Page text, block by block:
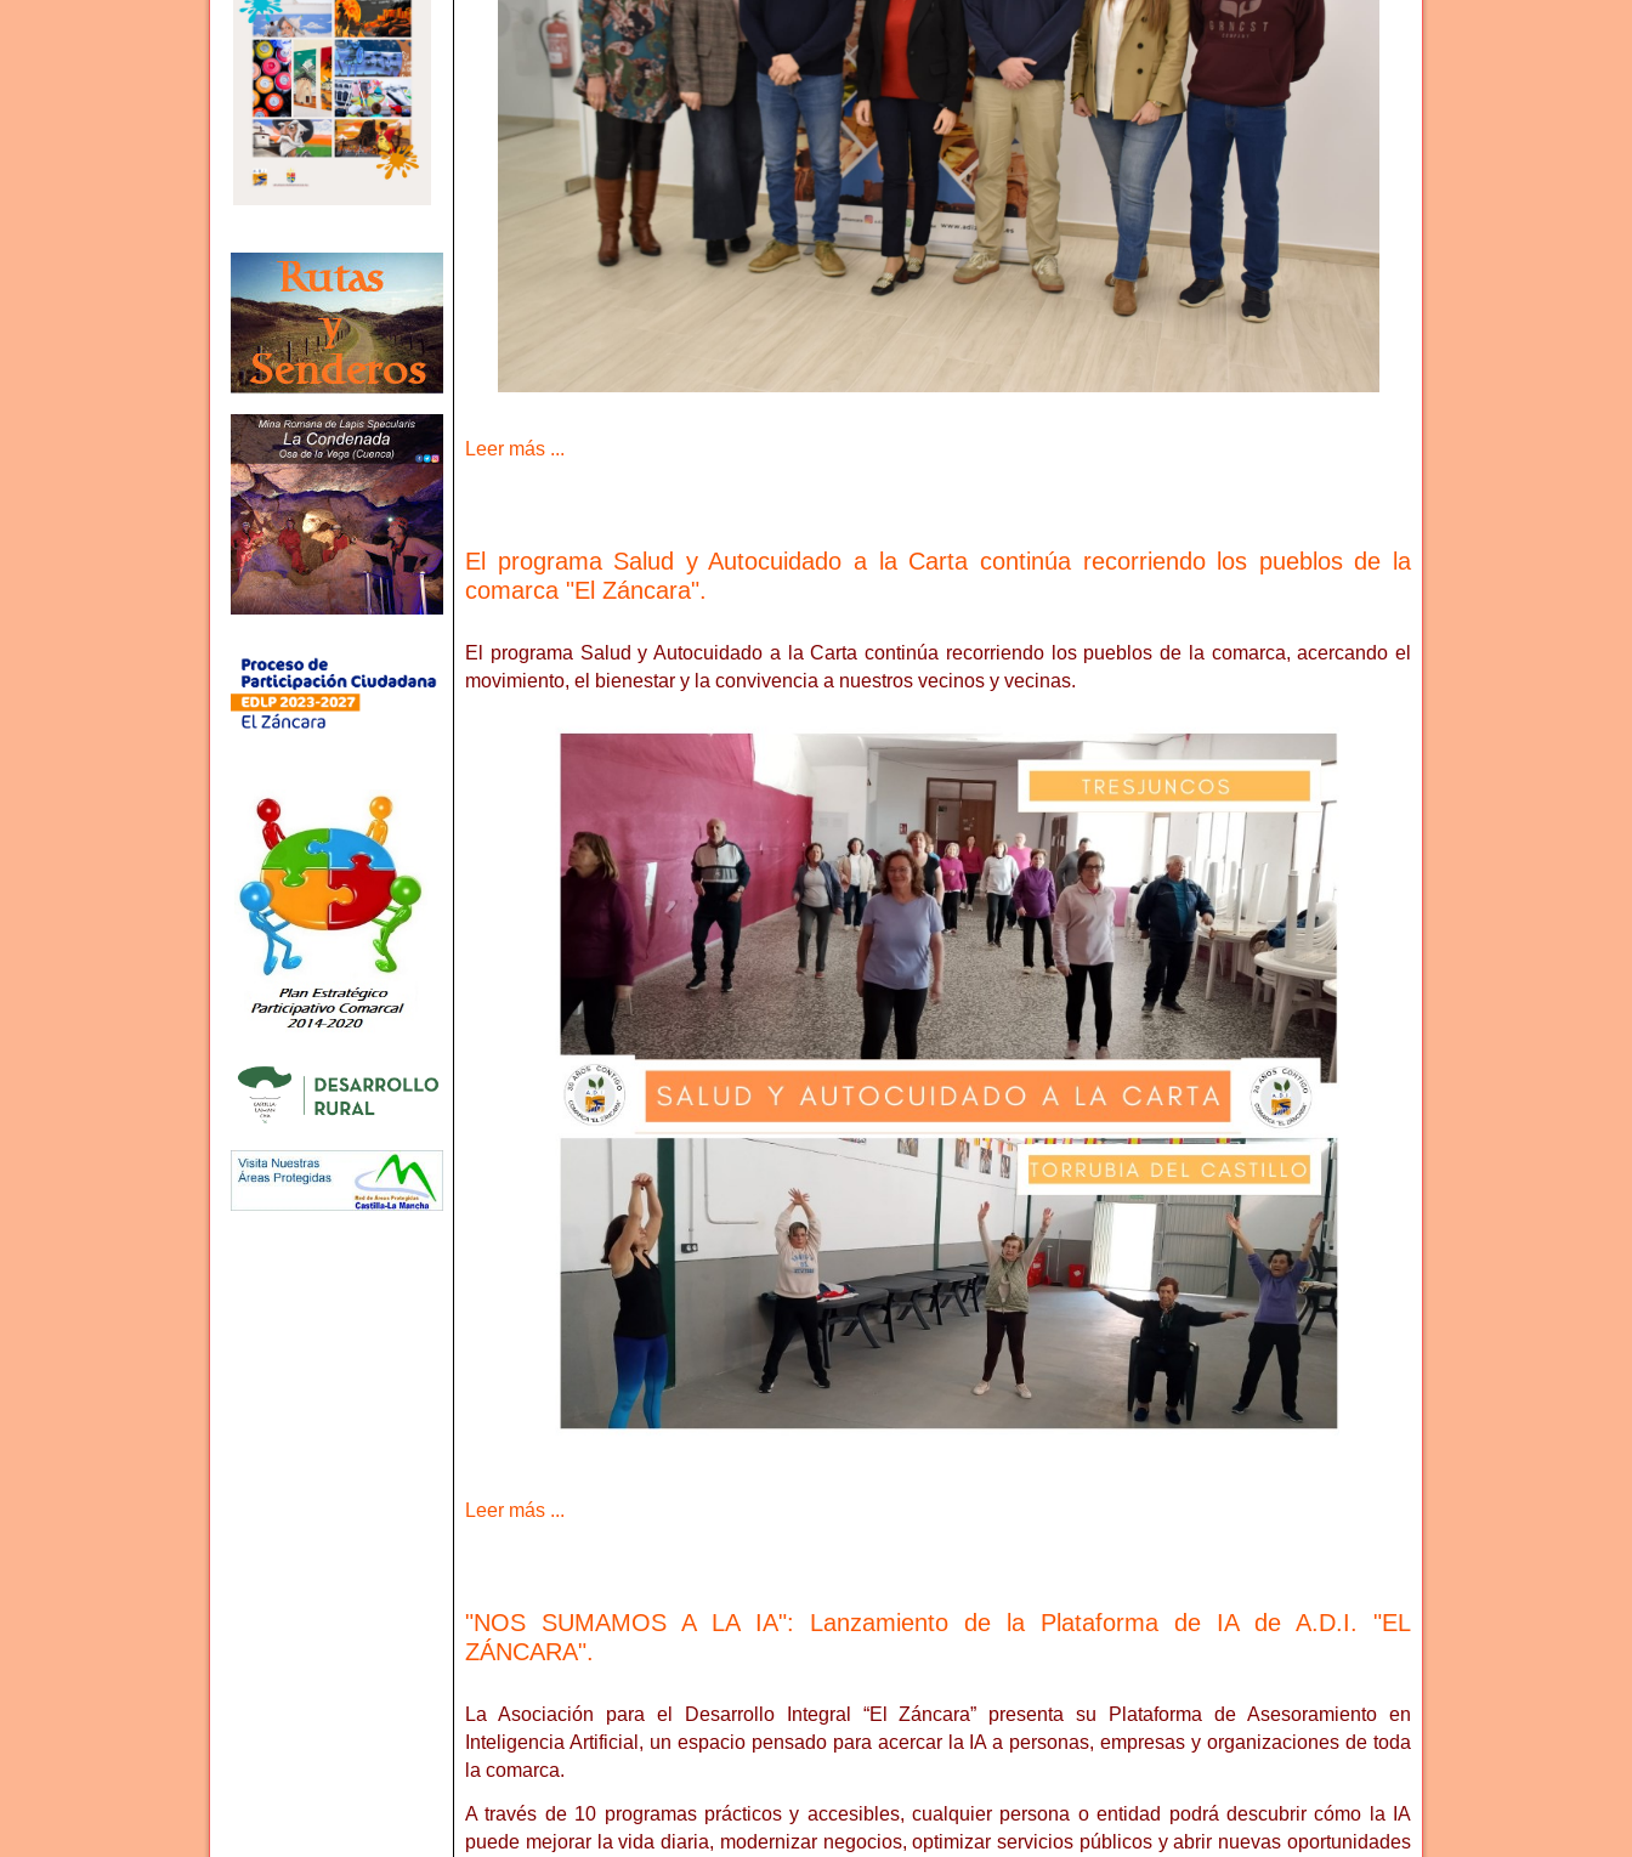
Leer más ...
El programa Salud y Autocuidado a la Carta continúa recorriendo los pueblos de la
comarca "El Záncara".
El programa Salud y Autocuidado a la Carta continúa recorriendo los pueblos de la comarca, acercando el
movimiento, el bienestar y la convivencia a nuestros vecinos y vecinas.
Leer más ...
"NOS SUMAMOS A LA IA": Lanzamiento de la Plataforma de IA de A.D.I. "EL
ZÁNCARA".
La Asociación para el Desarrollo Integral “El Záncara” presenta su Plataforma de Asesoramiento en
Inteligencia Artificial, un espacio pensado para acercar la IA a personas, empresas y organizaciones de toda
la comarca.
A través de 10 programas prácticos y accesibles, cualquier persona o entidad podrá descubrir cómo la IA
puede mejorar la vida diaria, modernizar negocios, optimizar servicios públicos y abrir nuevas oportunidades